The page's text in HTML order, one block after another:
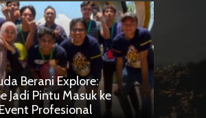
Berani Explore:
Jadi Pintu Masuk ke
Profesional